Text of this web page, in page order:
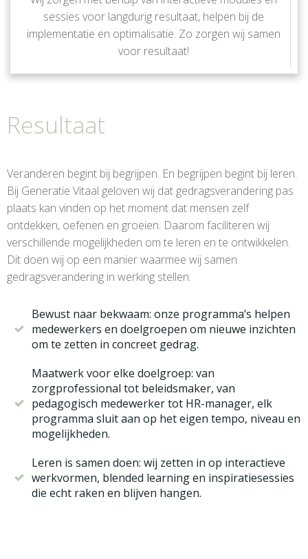
sessies voor langdurig resultaat, helpen bij de
implementatie en optimalisatie. Zo zorgen wij samen
voor resultaat!
Resultaat
Veranderen begint bij begrijpen. En begrijpen begint bij leren.
Bij Generatie Vitaal geloven wij dat gedragsverandering pas
plaats kan vinden op het moment dat mensen zelf
ontdekken, oefenen en groeien. Daarom faciliteren wij
verschillende mogelijkheden om te leren en te ontwikkelen.
Dit doen wij op een manier waarmee wij samen
gedragsverandering in werking stellen:
Bewust naar bekwaam: onze programma’s helpen
medewerkers en doelgroepen om nieuwe inzichten
om te zetten in concreet gedrag.
Maatwerk voor elke doelgroep: van
zorgprofessional tot beleidsmaker, van
pedagogisch medewerker tot HR-manager, elk
programma sluit aan op het eigen tempo, niveau en
mogelijkheden.
Leren is samen doen: wij zetten in op interactieve
werkvormen, blended learning en inspiratiesessies
die echt raken en blijven hangen.